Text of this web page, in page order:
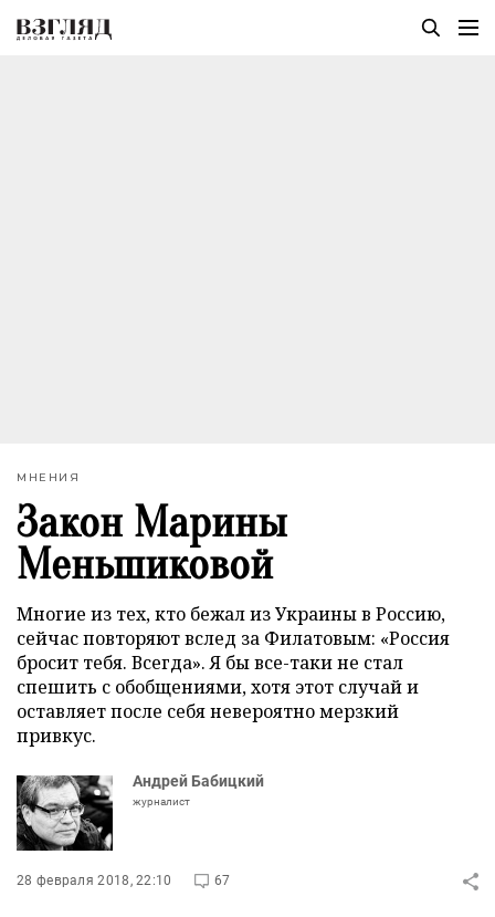
МНЕНИЯ
Закон Марины
Меньшиковой
Многие из тех, кто бежал из Украины в Россию,
сейчас повторяют вслед за Филатовым: «Россия
бросит тебя. Всегда». Я бы все-таки не стал
спешить с обобщениями, хотя этот случай и
оставляет после себя невероятно мерзкий
привкус.
Андрей Бабицкий
журналист
28 февраля 2018, 22:10 67